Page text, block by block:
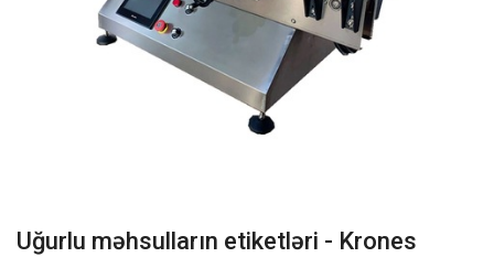
Uğurlu məhsulların etiketləri - Krones